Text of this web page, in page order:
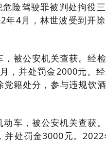
险驾驶罪被判处拘役
年4月，林世波受到开
被公安机关查获。经
，并处罚金2000元。
籍处分，参与违规饮
车，被公安机关查获
处罚金3000元。